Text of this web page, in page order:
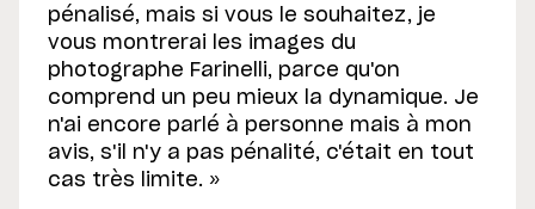
pénalisé, mais si vous le souhaitez, je
vous montrerai les images du
photographe Farinelli, parce qu'on
comprend un peu mieux la dynamique. Je
n'ai encore parlé à personne mais à mon
avis, s'il n'y a pas pénalité, c'était en tout
cas très limite. »